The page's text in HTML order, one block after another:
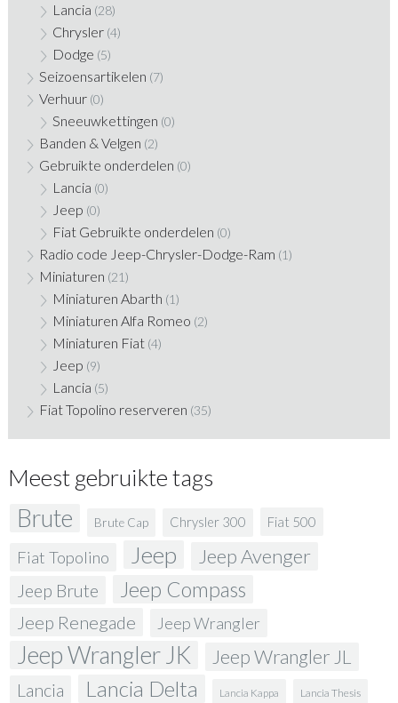
Lancia (28)
Chrysler (4)
Dodge (5)
Seizoensartikelen (7)
Verhuur (0)
Sneeuwkettingen (0)
Banden & Velgen (2)
Gebruikte onderdelen (0)
Lancia (0)
Jeep (0)
Fiat Gebruikte onderdelen (0)
Radio code Jeep-Chrysler-Dodge-Ram (1)
Miniaturen (21)
Miniaturen Abarth (1)
Miniaturen Alfa Romeo (2)
Miniaturen Fiat (4)
Jeep (9)
Lancia (5)
Fiat Topolino reserveren (35)
Meest gebruikte tags
Brute Brute Cap Chrysler 300 Fiat 500
Fiat Topolino Jeep Jeep Avenger
Jeep Brute Jeep Compass
Jeep Renegade Jeep Wrangler
Jeep Wrangler JK Jeep Wrangler JL
Lancia Lancia Delta Lancia Kappa Lancia Thesis